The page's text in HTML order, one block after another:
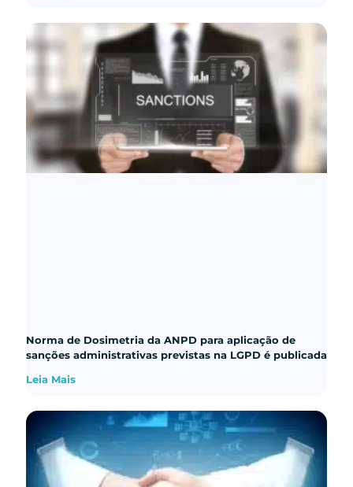
Norma de Dosimetria da ANPD para aplicação de
sanções administrativas previstas na LGPD é publicada
Leia Mais